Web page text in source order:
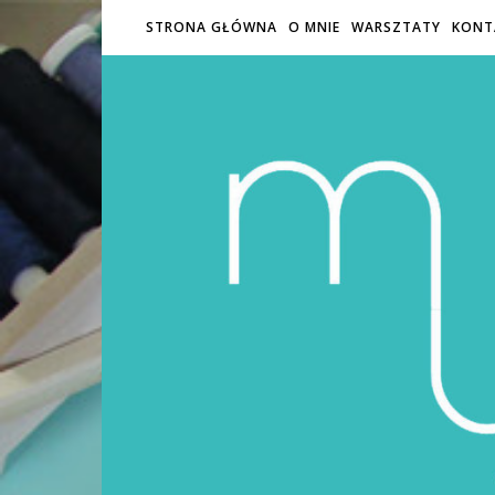
STRONA GŁÓWNA O MNIE WARSZTATY